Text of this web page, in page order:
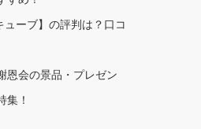
ーブ】の評判は？口コ
恩会の景品・プレゼン
集！